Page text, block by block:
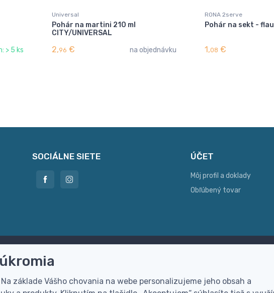
> 5 ks
Universal
Pohár na martini 210 ml
CITY/UNIVERSAL
2,96 € na objednávku
RONA 2serve
Pohár na sekt -
1,08 €
SOCIÁLNE SIETE ÚČET
Môj profil a doklady
Obľúbený tovar
prevodom alebo na dobierku
Vyrobíme Vám
darček
základe Vášho chovania na webe personalizujeme jeho obsah a